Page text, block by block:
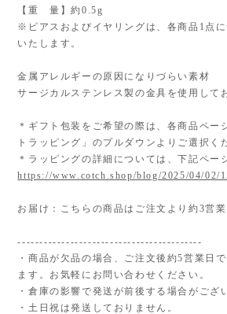
【重 量】約0.5g
※ピアスおよびイヤリングは、各商品1点
いたします。
金属アレルギーの原因になりづらい素材
サージカルステンレス製の金具を使用して
＊ギフト包装をご希望の際は、各商品ペー
トラッピング」のプルダウンよりご選択く
＊ラッピングの詳細については、下記ペー
https://www.cotch.shop/blog/2025/04/02/
お届け：こちらの商品はご注文より約3営
------------------------------------------
・商品が欠品の場合、ご注文後約5営業日
ます。お気軽にお問い合わせください。
・倉庫の影響で発送が前後する場合がござ
・土日祝は発送しておりません。